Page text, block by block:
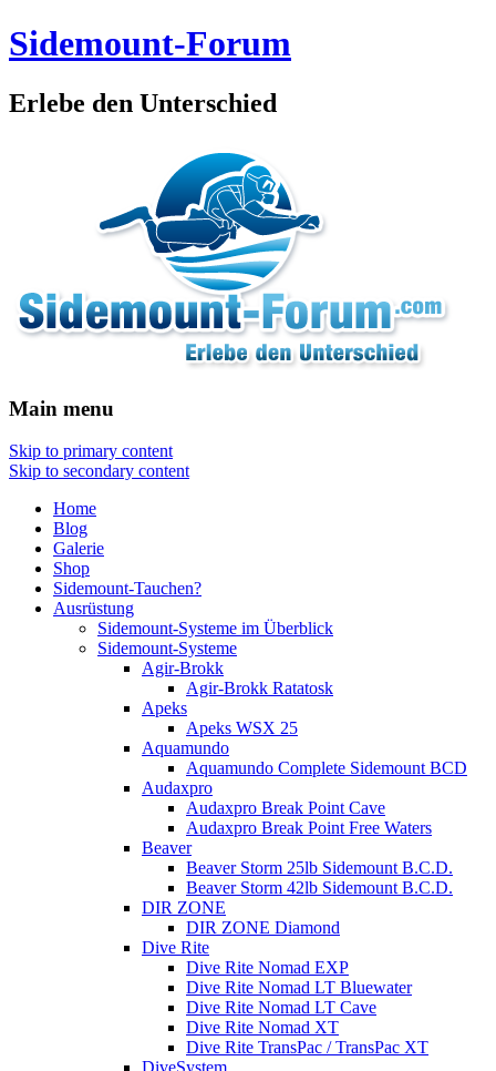
Sidemount-Forum
Erlebe den Unterschied
Main menu
Skip to primary content
Skip to secondary content
Home
Blog
Galerie
Shop
Sidemount-Tauchen?
Ausrüstung
Sidemount-Systeme im Überblick
Sidemount-Systeme
Agir-Brokk
Agir-Brokk Ratatosk
Apeks
Apeks WSX 25
Aquamundo
Aquamundo Complete Sidemount BCD
Audaxpro
Audaxpro Break Point Cave
Audaxpro Break Point Free Waters
Beaver
Beaver Storm 25lb Sidemount B.C.D.
Beaver Storm 42lb Sidemount B.C.D.
DIR ZONE
DIR ZONE Diamond
Dive Rite
Dive Rite Nomad EXP
Dive Rite Nomad LT Bluewater
Dive Rite Nomad LT Cave
Dive Rite Nomad XT
Dive Rite TransPac / TransPac XT